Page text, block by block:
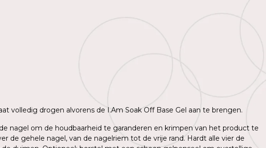
volledig drogen alvorens de I.Am Soak Off Base Gel aan te brengen.
nagel om de houdbaarheid te garanderen en krimpen van het product te
de gehele nagel, van de nagelriem tot de vrije rand. Hardt alle vier de